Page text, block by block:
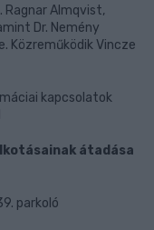
Almqvist,
Dr. Nemény
Közreműködik Vincze
kapcsolatok
átadása
parkoló